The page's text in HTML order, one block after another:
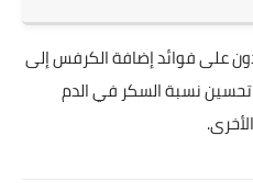
على فوائد إضافة الكرفس إلى
نسبة السكر في الدم